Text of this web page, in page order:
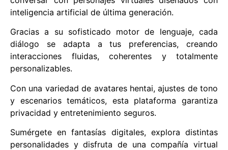
inteligencia artificial de última generación.
Gracias a su sofisticado motor de lenguaje, cada
diálogo se adapta a tus preferencias, creando
interacciones fluidas, coherentes y totalmente
personalizables.
Con una variedad de avatares hentai, ajustes de tono
y escenarios temáticos, esta plataforma garantiza
privacidad y entretenimiento seguros.
Sumérgete en fantasías digitales, explora distintas
personalidades y disfruta de una compañía virtual